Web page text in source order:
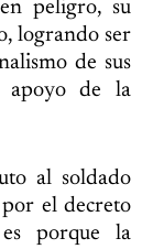
peligro, su
logrando ser
de sus
apoyo de la
al soldado
el decreto
porque la